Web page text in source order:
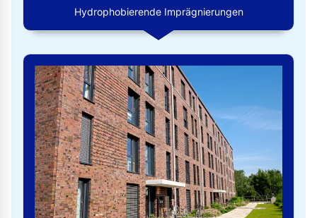
Hydrophobierende Imprägnierungen